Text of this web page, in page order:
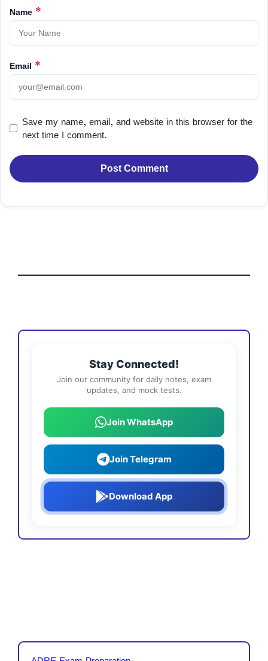
Name *
Email *
Save my name, email, and website in this browser for the
next time I comment.
Stay Connected!
Join our community for daily notes, exam
updates, and mock tests.
Join WhatsApp
Join Telegram
Download App